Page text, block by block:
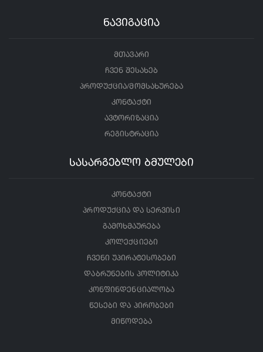
ნავიგაცია
მთავარი
ჩვენ შესახებ
პროდუქცია/მომსახურება
კონტაქტი
ავტორიზაცია
რეგისტრაცია
სასარგებლო ბმულები
კონტაქტი
პროდუქცია და სერვისი
გამოხმაურება
კოლექციები
ჩვენი უპირატესობები
დაბრუნების პოლიტიკა
კონფინდენციალობა
წესები და პირობები
მიწოდება